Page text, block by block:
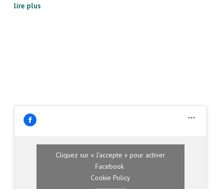
lire plus
Cliquez sur « J’accepte » pour activer
Facebook
Cookie Policy